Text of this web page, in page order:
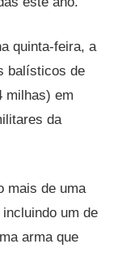
quinta-feira, a
balísticos de
milhas) em
da
mais de uma
um de
arma que